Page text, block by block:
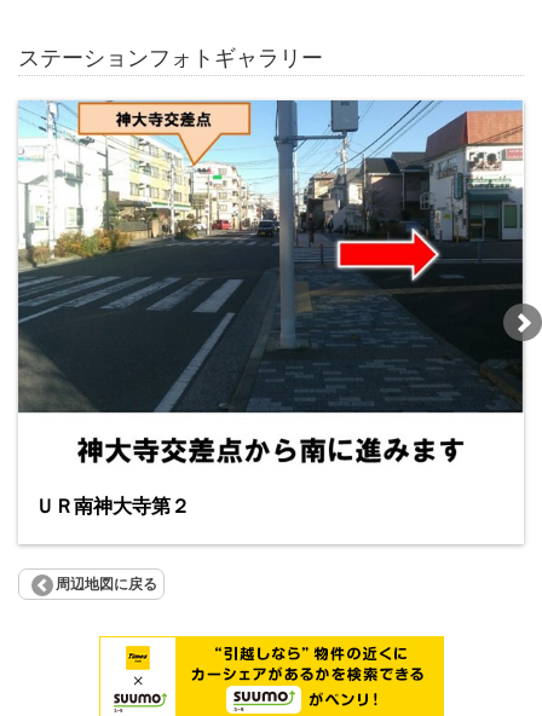
ステーションフォトギャラリー
ＵＲ南神大寺第２
周辺地図に戻る